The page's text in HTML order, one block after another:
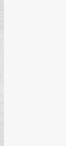
Pregled i
Prikaz
Novi Pravilnik
Pravila
Pravila
Izmjena